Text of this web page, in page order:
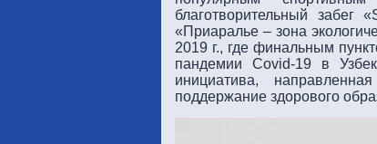
благотворительный
«Приаралье – зона
2019 г., где финальным
пандемии Covid-19 в
инициатива,
поддержание здорового